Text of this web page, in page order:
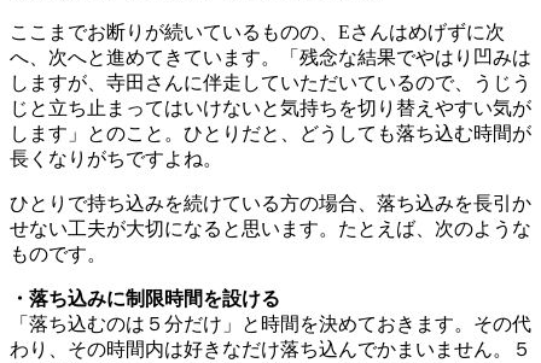
ここまでお断りが続いているものの、Eさんはめげずに次
へ、次へと進めてきています。「残念な結果でやはり凹みは
しますが、寺田さんに伴走していただいているので、うじう
じと立ち止まってはいけないと気持ちを切り替えやすい気が
します」とのこと。ひとりだと、どうしても落ち込む時間が
長くなりがちですよね。
ひとりで持ち込みを続けている方の場合、落ち込みを長引か
せない工夫が大切になると思います。たとえば、次のような
ものです。
・落ち込みに制限時間を設ける
「落ち込むのは５分だけ」と時間を決めておきます。その代
わり、その時間内は好きなだけ落ち込んでかまいません。５